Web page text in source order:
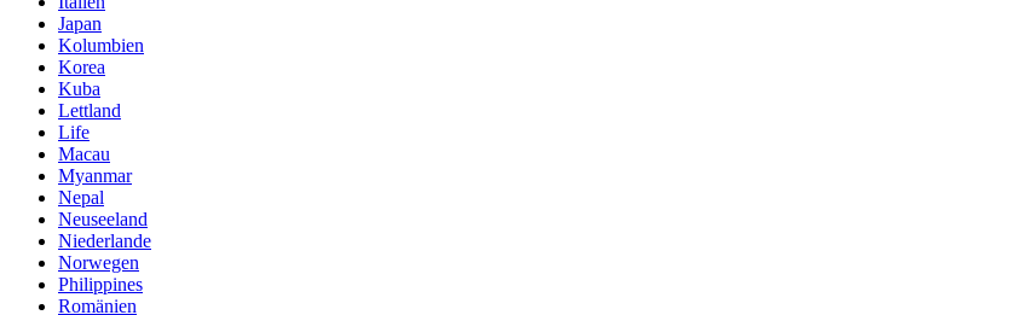
Japan
Kolumbien
Korea
Kuba
Lettland
Life
Macau
Myanmar
Nepal
Neuseeland
Niederlande
Norwegen
Philippines
Romänien